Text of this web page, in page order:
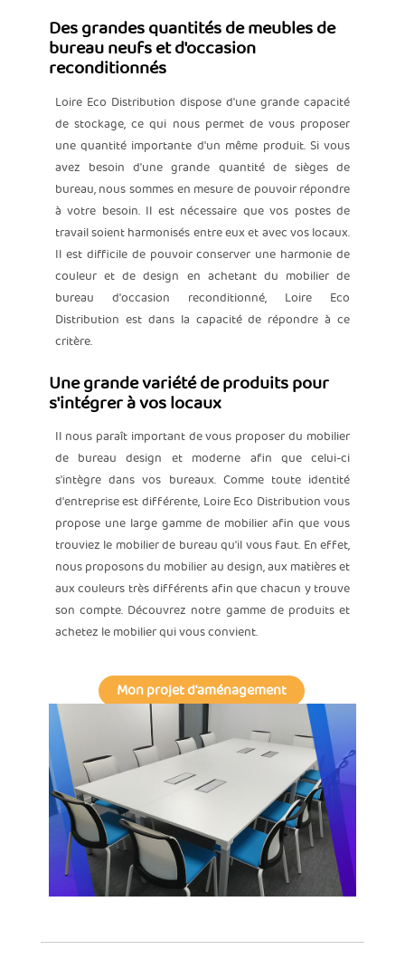
Des grandes quantités de meubles de
bureau neufs et d'occasion
reconditionnés
Loire Eco Distribution dispose d'une grande capacité
de stockage, ce qui nous permet de vous proposer
une quantité importante d'un même produit. Si vous
avez besoin d'une grande quantité de sièges de
bureau, nous sommes en mesure de pouvoir répondre
à votre besoin. Il est nécessaire que vos postes de
travail soient harmonisés entre eux et avec vos locaux.
Il est difficile de pouvoir conserver une harmonie de
couleur et de design en achetant du mobilier de
bureau d'occasion reconditionné, Loire Eco
Distribution est dans la capacité de répondre à ce
critère.
Une grande variété de produits pour
s'intégrer à vos locaux
Il nous paraît important de vous proposer du mobilier
de bureau design et moderne afin que celui-ci
s'intègre dans vos bureaux. Comme toute identité
d'entreprise est différente, Loire Eco Distribution vous
propose une large gamme de mobilier afin que vous
trouviez le mobilier de bureau qu'il vous faut. En effet,
nous proposons du mobilier au design, aux matières et
aux couleurs très différents afin que chacun y trouve
son compte. Découvrez notre gamme de produits et
achetez le mobilier qui vous convient.
Mon projet d'aménagement